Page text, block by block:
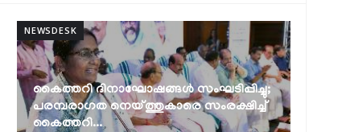
NEWSDESK
മത്സ്യത്തൊഴിലാളി ജാഗ്രത നിർദേശം